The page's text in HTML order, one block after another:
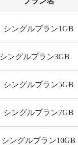
シングルプラン1GB
シングルプラン3GB
シングルプラン5GB
シングルプラン7GB
シングルプラン10GB